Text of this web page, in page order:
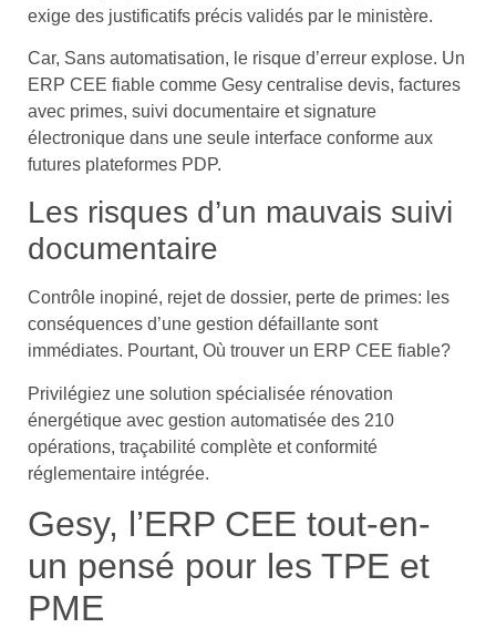
exige des justificatifs précis validés par le ministère.
Car, Sans automatisation, le risque d’erreur explose. Un
ERP CEE fiable comme Gesy centralise devis, factures
avec primes, suivi documentaire et signature
électronique dans une seule interface conforme aux
futures plateformes PDP.
Les risques d’un mauvais suivi
documentaire
Contrôle inopiné, rejet de dossier, perte de primes: les
conséquences d’une gestion défaillante sont
immédiates. Pourtant, Où trouver un ERP CEE fiable?
Privilégiez une solution spécialisée rénovation
énergétique avec gestion automatisée des 210
opérations, traçabilité complète et conformité
réglementaire intégrée.
Gesy, l’ERP CEE tout-en-
un pensé pour les TPE et
PME